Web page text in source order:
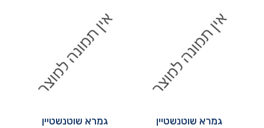
גמרא שוטנשטיין
גמרא שוטנשטיין